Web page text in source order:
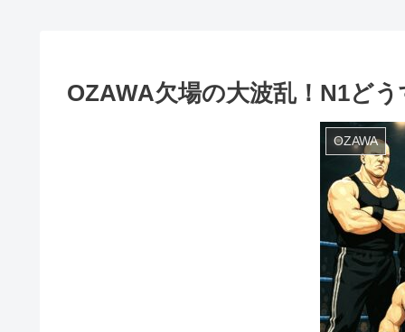
OZAWA欠場の大波乱！N1ど
OZAWA